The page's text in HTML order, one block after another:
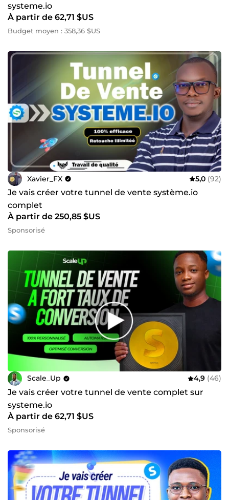
systeme.io
À partir de 62,71 $US
Budget moyen : 358,36 $US
Xavier_FX 5,0 (92)
Je vais créer votre tunnel de vente système.io
complet
À partir de 250,85 $US
Sponsorisé
Scale_Up 4,9 (46)
Je vais créer votre tunnel de vente complet sur
systeme.io
À partir de 62,71 $US
Sponsorisé